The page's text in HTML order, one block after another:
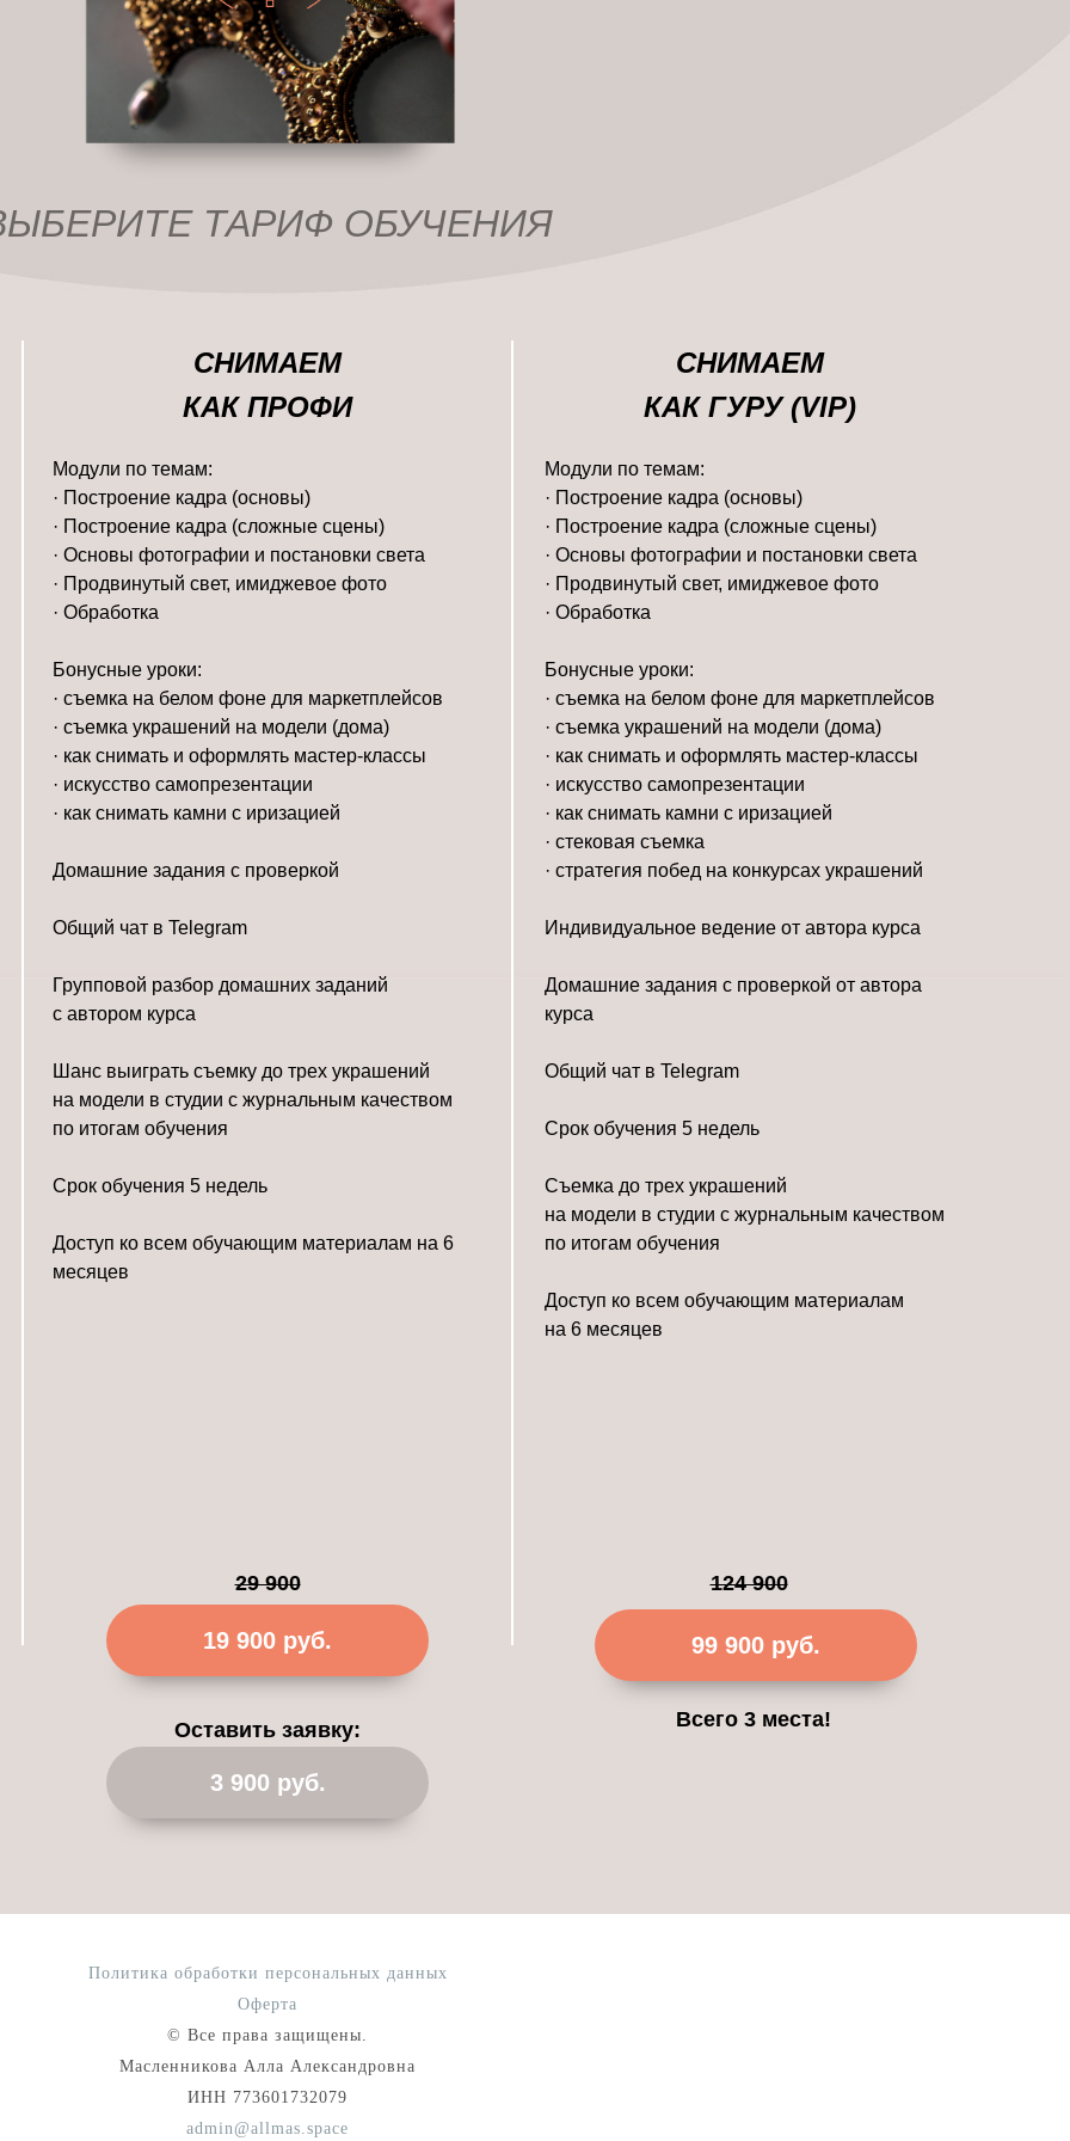
ТАРИФ ОБУЧЕНИЯ
СНИМАЕМ
КАК ПРОФИ
Модули по темам:
· Построение кадра (основы)
· Построение кадра (сложные сцены)
· Основы фотографии и постановки света
· Продвинутый свет, имиджевое фото
· Обработка
Бонусные уроки:
· съемка на белом фоне для маркетплейсов
· съемка украшений на модели (дома)
· как снимать и оформлять мастер-классы
· искусство самопрезентации
· как снимать камни с иризацией
Домашние задания с проверкой
Общий чат в Telegram
Групповой разбор домашних заданий
с автором курса
Шанс выиграть съемку до трех украшений
на модели в студии с журнальным качеством
по итогам обучения
Срок обучения 5 недель
Доступ ко всем обучающим материалам на 6
месяцев
СНИМАЕМ
КАК ГУРУ (VIP)
Модули по темам:
· Построение кадра (основы)
· Построение кадра (сложные сцены)
· Основы фотографии и постановки света
· Продвинутый свет, имиджевое фото
· Обработка
Бонусные уроки:
· съемка на белом фоне для маркетплейсов
· съемка украшений на модели (дома)
· как снимать и оформлять мастер-классы
· искусство самопрезентации
· как снимать камни с иризацией
· стековая съемка
· стратегия побед на конкурсах украшений
Индивидуальное ведение от автора курса
Домашние задания с проверкой от автора
курса
Общий чат в Telegram
Срок обучения 5 недель
Съемка до трех украшений
на модели в студии с журнальным качеством
по итогам обучения
Доступ ко всем обучающим материалам
на 6 месяцев
29 900 124 900
19 900 руб. 99 900 руб.
Всего 3 места!
3 900 руб.
Оставить заявку:
Политика обработки персональных данных
Оферта
© Все права защищены.
Масленникова Алла Александровна
ИНН 773601732079
admin@allmas.space